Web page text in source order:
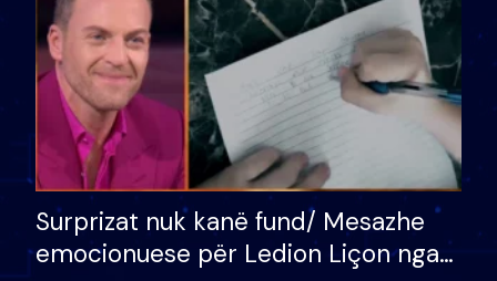
Surprizat nuk kanë fund/ Mesazhe
emocionuese për Ledion Liçon nga